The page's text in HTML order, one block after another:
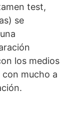
test,
se
los medios
mucho a